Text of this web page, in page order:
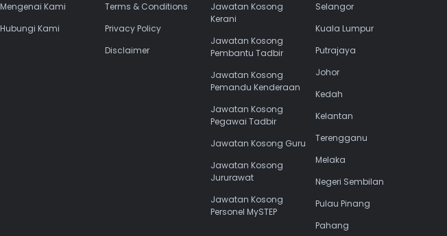
Mengenai Kami
Hubungi Kami
Terms & Conditions
Privacy Policy
Disclaimer
Jawatan Kosong
Kerani
Jawatan Kosong
Pembantu Tadbir
Jawatan Kosong
Pemandu Kenderaan
Jawatan Kosong
Pegawai Tadbir
Jawatan Kosong Guru
Jawatan Kosong
Jururawat
Jawatan Kosong
Personel MySTEP
Selangor
Kuala Lumpur
Putrajaya
Johor
Kedah
Kelantan
Terengganu
Melaka
Negeri Sembilan
Pulau Pinang
Pahang